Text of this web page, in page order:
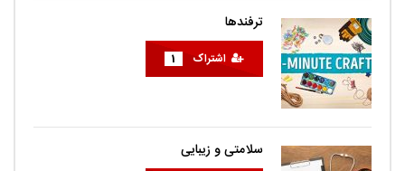
ترفندها
اشتراک 1
سلامتی و زیبایی